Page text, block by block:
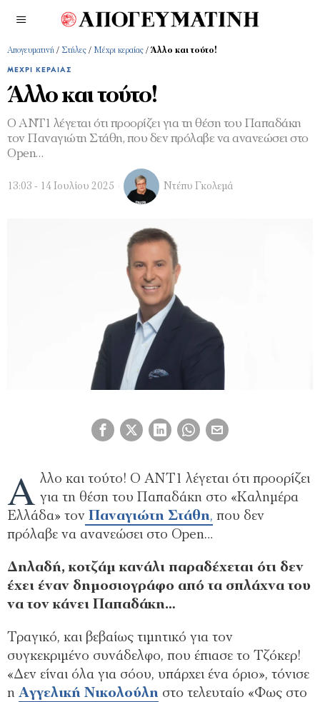
Απογευματινή / Στήλες / Μέχρι κεραίας /Άλλο και τούτο!
ΜΈΧΡΙ ΚΕΡΑΊΑΣ
Άλλο και τούτο!
Ο ΑΝΤ1 λέγεται ότι προορίζει για τη θέση του Παπαδάκη
τον Παναγιώτη Στάθη, που δεν πρόλαβε να ανανεώσει στο
Οpen…
13:03 - 14 Ιουλίου 2025 Ντέπυ Γκολεμά
Ά λλο και τούτο! Ο ΑΝΤ1 λέγεται ότι προορίζει
για τη θέση του Παπαδάκη στο «Καλημέρα
Ελλάδα» τον Παναγιώτη Στάθη, που δεν
πρόλαβε να ανανεώσει στο Οpen…
Δηλαδή, κοτζάμ κανάλι παραδέχεται ότι δεν
έχει έναν δημοσιογράφο από τα σπλάχνα του
να τον κάνει Παπαδάκη…
Τραγικό, και βεβαίως τιμητικό για τον
συγκεκριμένο συνάδελφο, που έπιασε το Τζόκερ!
«Δεν είναι όλα για σόου, υπάρχει ένα όριο», τόνισε
η Αγγελική Νικολούλη στο τελευταίο «Φως στο